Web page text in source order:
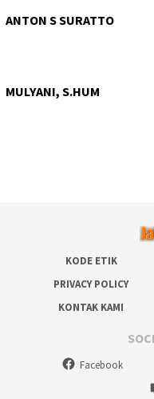
ANTON S SURATTO
MULYANI, S.HUM
KODE ETIK
PRIVACY POLICY
KONTAK KAMI
Facebook